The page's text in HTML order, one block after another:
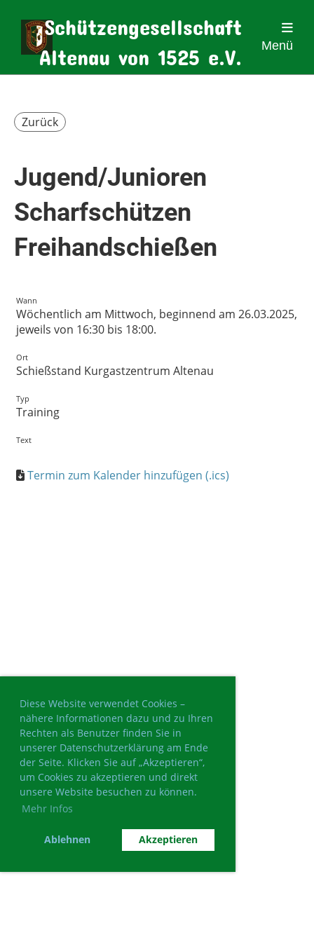
Diese Website verwendet Cookies –
nähere Informationen dazu und zu Ihren
Rechten als Benutzer finden Sie in
unserer Datenschutzerklärung am Ende
der Seite. Klicken Sie auf „Akzeptieren“,
um Cookies zu akzeptieren und direkt
unsere Website besuchen zu können.
Mehr Infos
Ablehnen Akzeptieren
Schützengesellschaft
Altenau von 1525 e.V.
Menü
Zurück
Jugend/Junioren
Scharfschützen
Freihandschießen
Wann
Wöchentlich am Mittwoch, beginnend am 26.03.2025,
jeweils von 16:30 bis 18:00.
Ort
Schießstand Kurgastzentrum Altenau
Typ
Training
Text
Termin zum Kalender hinzufügen (.ics)